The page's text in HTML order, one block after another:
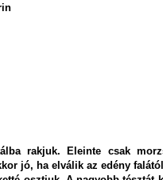
rakjuk. Eleinte csak
jó, ha elválik az edény